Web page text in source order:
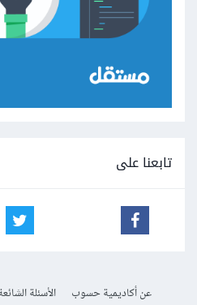
تابعنا على
عن أكاديمية حسوب الأسئلة الشائعة